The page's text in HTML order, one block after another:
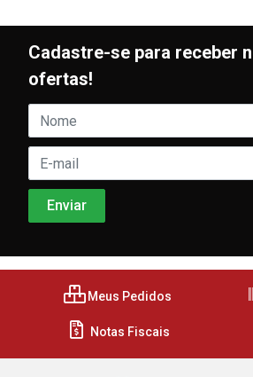
Cadastre-se para receber
ofertas!
Meus Pedidos
Notas Fiscais